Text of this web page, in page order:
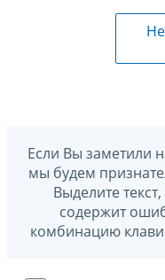
Если Вы заметили
мы будем
Выделите
содержит
комбинацию